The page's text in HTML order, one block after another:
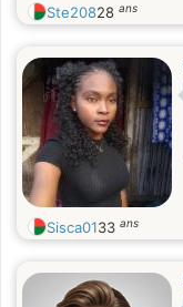
Ste20828 ans
Sisca0133 ans